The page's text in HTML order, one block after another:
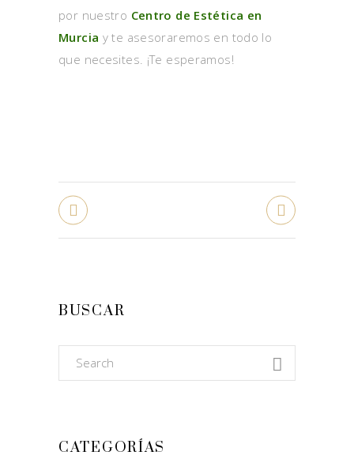
por nuestro Centro de Estética en
Murcia y te asesoraremos en todo lo
que necesites. ¡Te esperamos!
BUSCAR
Search
for:
CATEGORÍAS